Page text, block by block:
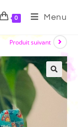
0 Menu
Produit suivant
🔍